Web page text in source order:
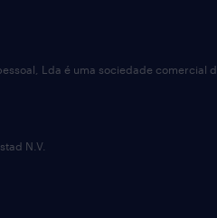
Lda é uma sociedade
N.V.